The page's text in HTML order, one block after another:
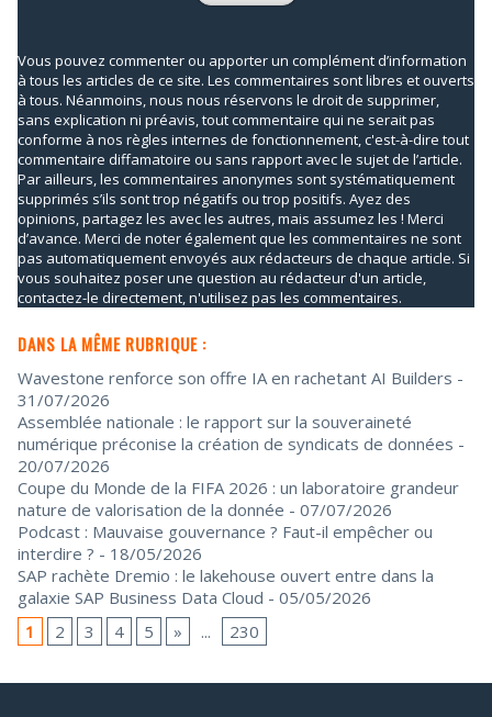
Vous pouvez commenter ou apporter un complément d’information
à tous les articles de ce site. Les commentaires sont libres et ouverts
à tous. Néanmoins, nous nous réservons le droit de supprimer,
sans explication ni préavis, tout commentaire qui ne serait pas
conforme à nos règles internes de fonctionnement, c'est-à-dire tout
commentaire diffamatoire ou sans rapport avec le sujet de l’article.
Par ailleurs, les commentaires anonymes sont systématiquement
supprimés s’ils sont trop négatifs ou trop positifs. Ayez des
opinions, partagez les avec les autres, mais assumez les ! Merci
d’avance. Merci de noter également que les commentaires ne sont
pas automatiquement envoyés aux rédacteurs de chaque article. Si
vous souhaitez poser une question au rédacteur d'un article,
contactez-le directement, n'utilisez pas les commentaires.
DANS LA MÊME RUBRIQUE :
Wavestone renforce son offre IA en rachetant AI Builders -
31/07/2026
Assemblée nationale : le rapport sur la souveraineté
numérique préconise la création de syndicats de données -
20/07/2026
Coupe du Monde de la FIFA 2026 : un laboratoire grandeur
nature de valorisation de la donnée - 07/07/2026
Podcast : Mauvaise gouvernance ? Faut-il empêcher ou
interdire ? - 18/05/2026
SAP rachète Dremio : le lakehouse ouvert entre dans la
galaxie SAP Business Data Cloud - 05/05/2026
1
2 3 4 5 » ... 230